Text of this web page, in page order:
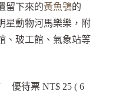
留下來的黃魚鴞的
星動物河馬樂樂，附
、玻工館、氣象站等
優待票 NT$ 25 ( 6